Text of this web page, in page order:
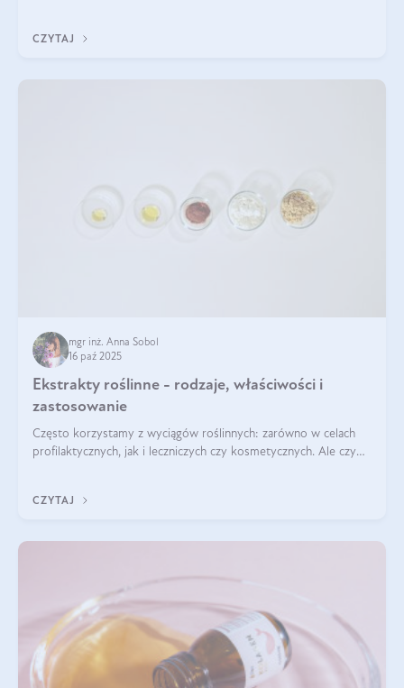
CZYTAJ
mgr inż. Anna Sobol
16 paź 2025
Ekstrakty roślinne - rodzaje, właściwości i
zastosowanie
Często korzystamy z wyciągów roślinnych: zarówno w celach
profilaktycznych, jak i leczniczych czy kosmetycznych. Ale czy
CZYTAJ